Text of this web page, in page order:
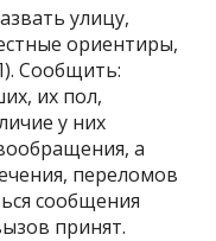
улицу,
ориентиры,
Сообщить:
их пол,
у них
а
переломов
сообщения
принят.